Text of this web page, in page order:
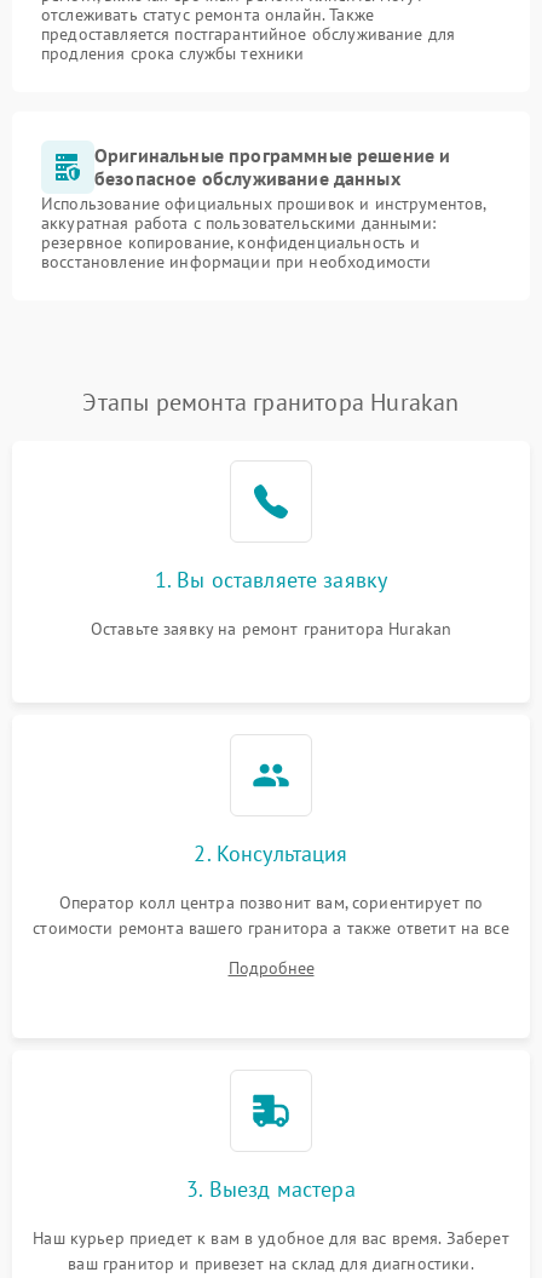
отслеживать статус ремонта онлайн. Также
предоставляется постгарантийное обслуживание для
продления срока службы техники
Оригинальные программные решение и
безопасное обслуживание данных
Использование официальных прошивок и инструментов,
аккуратная работа с пользовательскими данными:
резервное копирование, конфиденциальность и
восстановление информации при необходимости
Этапы ремонта гранитора Hurakan
1. Вы оставляете заявку
Оставьте заявку на ремонт гранитора Hurakan
2. Консультация
Оператор колл центра позвонит вам, сориентирует по
стоимости ремонта вашего гранитора а также ответит на все
Подробнее
3. Выезд мастера
Наш курьер приедет к вам в удобное для вас время. Заберет
ваш гранитор и привезет на склад для диагностики.